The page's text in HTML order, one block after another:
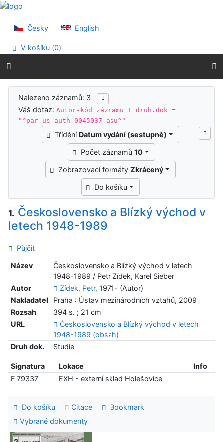
Přejít na obsah
Prohlášení o webové přístupnosti
Česky English
V košíku (0)
Výsledky vyhledávání
Nalezeno záznamů: 3
Váš dotaz:Autor-kód záznamu + druh.dok =
"^par_us_auth 0045037 asu^"
Třídění Datum vydání (sestupně)
Počet záznamů 10
Zobrazovací formáty Zkrácený
Do košíku
1. Československo a Blízký východ v
letech 1948-1989
Půjčit
Název
Československo a Blízký východ v letech
1948-1989 / Petr Zídek, Karel Sieber
Autor
Zídek, Petr, 1971- (Autor)
Nakladatel
Praha : Ústav mezinárodních vztahů, 2009
Rozsah
394 s. ; 21 cm
URL
Československo a Blízký východ v letech
1948-1989 (obsah)
Druh dok.
Studie
Signatura Lokace
Info
F 79337
EXH - externí sklad Holešovice
Do košíku Citace
Bookmark
Vybrané dokumenty